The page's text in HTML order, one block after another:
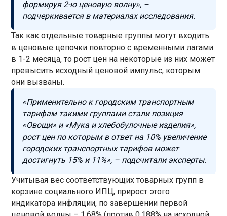
формируя 2-ю ценовую волну», –
подчеркивается в материалах исследования.
Так как отдельные товарные группы могут входить
в ценовые цепочки повторно с временными лагами
в 1-2 месяца, то рост цен на некоторые из них может
превысить исходный ценовой импульс, которым
они вызваны.
«Применительно к городским транспортным
тарифам такими группами стали позиция
«Овощи» и «Мука и хлебобулочные изделия»,
рост цен по которым в ответ на 10% увеличение
городских транспортных тарифов может
достигнуть 15% и 11%», – подсчитали эксперты.
Учитывая вес соответствующих товарных групп в
корзине социального ИПЦ, прирост этого
индикатора инфляции, по завершении первой